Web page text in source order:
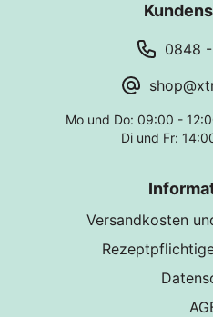
0848
Mo und Do: 09:00 -
Di und Fr:
Versandkosten